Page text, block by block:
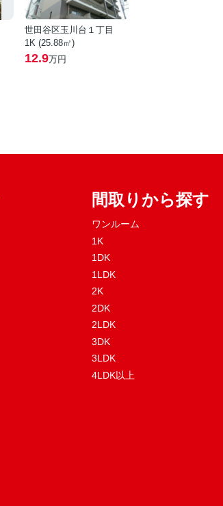
世田谷区玉川台１丁目
1K (25.88㎡)
12.9万円
間取りから探す
ワンルーム
1K
1DK
1LDK
2K
2DK
2LDK
3DK
3LDK
4LDK以上